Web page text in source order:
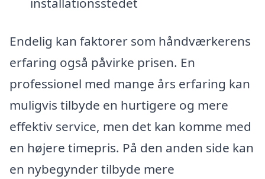
Endelig kan faktorer som håndværkerens
erfaring også påvirke prisen. En
professionel med mange års erfaring kan
muligvis tilbyde en hurtigere og mere
effektiv service, men det kan komme med
en højere timepris. På den anden side kan
en nybegynder tilbyde mere